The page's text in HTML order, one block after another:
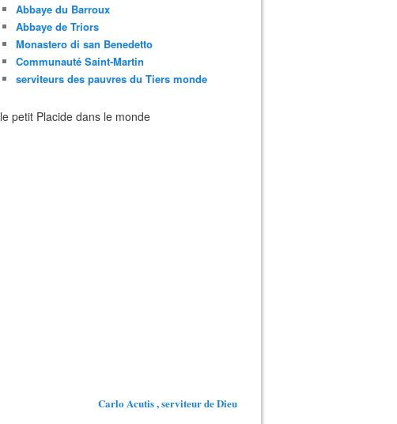
Abbaye du Barroux
Abbaye de Triors
Monastero di san Benedetto
Communauté Saint-Martin
serviteurs des pauvres du Tiers monde
le petit Placide dans le monde
Carlo Acutis , serviteur de Dieu